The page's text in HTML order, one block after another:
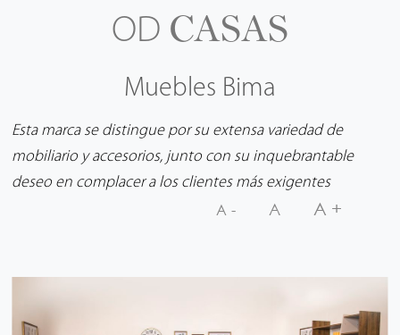
OD CASAS
Muebles Bima
Esta marca se distingue por su extensa variedad de
mobiliario y accesorios, junto con su inquebrantable
deseo en complacer a los clientes más exigentes
A- A A+